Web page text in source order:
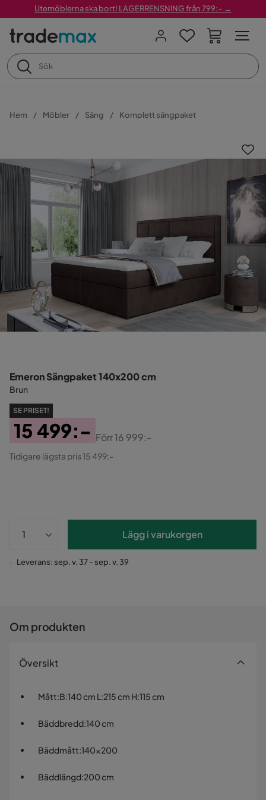
Utemöblerna ska bort! LAGERRENSNING från 799:– →
Hem Möbler Säng Komplett sängpaket
Emeron Sängpaket 140x200 cm
Brun
SE PRISET!
Pris
15 499:-
Original
Förr16 999:-
Tidigare lägsta pris 15 499:-
Lägg i varukorgen
Leverans: sep. v. 37 - sep. v. 39
Om produkten
Översikt
Mått:B:140 cm L:215 cm H:115 cm
Bäddbredd:140 cm
Bäddmått:140x200
Bäddlängd:200 cm